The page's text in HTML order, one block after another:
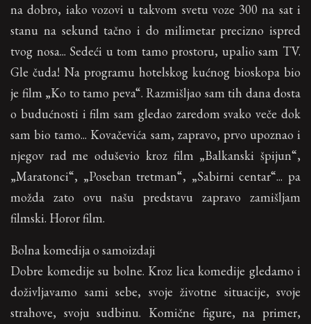
na dobro, iako vozovi u takvom svetu voze 300 na sat i
stanu na sekund tačno i do milimetar precizno ispred
tvog nosa... Sedeći u tom tamo prostoru, upalio sam TV.
Gle čuda! Na programu hotelskog kućnog bioskopa bio
je film „Ko to tamo peva“. Razmišljao sam tih dana dosta
o budućnosti i film sam gledao zaredom svako veče dok
sam bio tamo... Kovačevića sam, zapravo, prvo upoznao i
njegov rad me oduševio kroz film „Balkanski špijun“,
„Maratonci“, „Poseban tretman“, „Sabirni centar“... pa
možda zato ovu našu predstavu zapravo zamišljam
filmski. Horor film.
Bolna komedija o samoizdaji
Dobre komedije su bolne. Kroz lica komedije gledamo i
doživljavamo sami sebe, svoje životne situacije, svoje
strahove, svoju sudbinu. Komične figure, na primer,